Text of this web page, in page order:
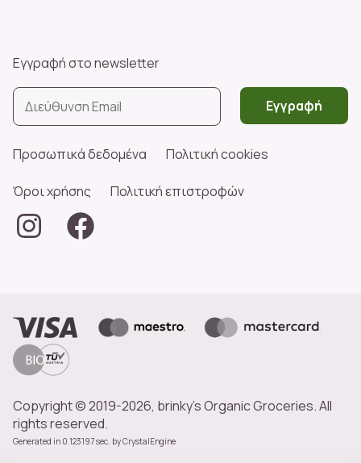
Εγγραφή στο newsletter
Εγγραφή
Προσωπικά δεδομένα Πολιτική cookies
Όροι χρήσης Πολιτική επιστροφών
Copyright © 2019-2026, brinky's Organic Groceries. All
rights reserved.
Generated in 0.123197 sec. byCrystalEngine